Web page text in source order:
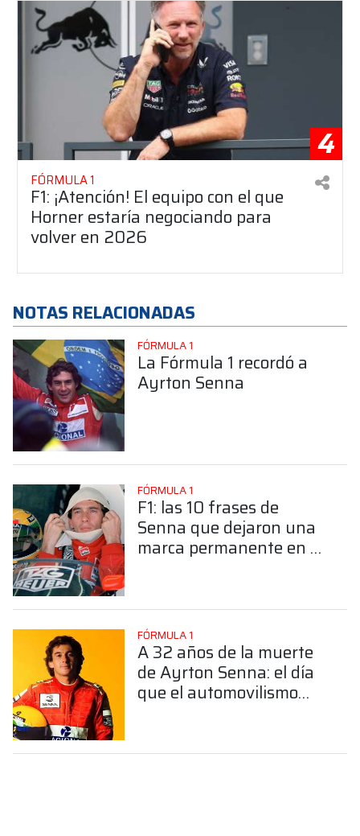
4
FÓRMULA 1
F1: ¡Atención! El equipo con el que
Horner estaría negociando para
volver en 2026
NOTAS RELACIONADAS
FÓRMULA 1
La Fórmula 1 recordó a
Ayrton Senna
FÓRMULA 1
F1: las 10 frases de
Senna que dejaron una
marca permanente en el
FÓRMULA 1
A 32 años de la muerte
de Ayrton Senna: el día
que el automovilismo